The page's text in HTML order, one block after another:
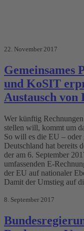
22. November 2017
Gemeinsames
und KoSIT
Austausch von
Wer künftig
stellen will, kommt um
So will es die EU –
Deutschland hat bereits
der am 6. September
umfassenden E-
der EU auf nationaler
Damit der Umstieg auf
8. September 2017